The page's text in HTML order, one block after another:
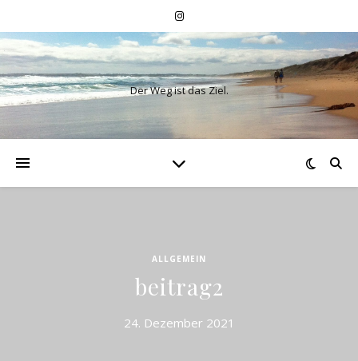
Der Weg ist das Ziel.
ALLGEMEIN
beitrag2
24. Dezember 2021